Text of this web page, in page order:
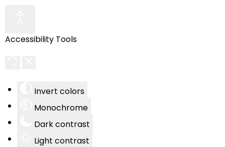
Accessibility Tools
Invert colors
Monochrome
Dark contrast
Light contrast